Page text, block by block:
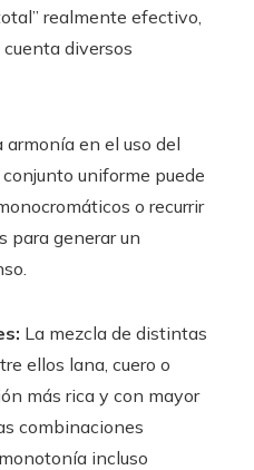
realmente efectivo,
diversos
armonía en el uso del
uniforme puede
o recurrir
para generar un
La mezcla de distintas
ellos lana, cuero o
más rica y con mayor
combinaciones
incluso